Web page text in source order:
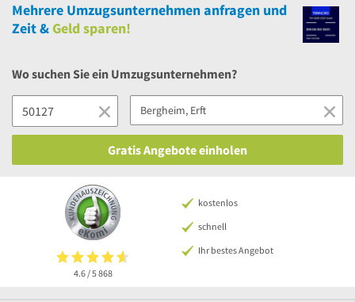
Mehrere Umzugsunternehmen anfragen und
Zeit &Geld sparen!
Wo suchen Sie ein Umzugsunternehmen?
Gratis Angebote einholen
4.6 / 5868
kostenlos
schnell
Ihr bestes Angebot